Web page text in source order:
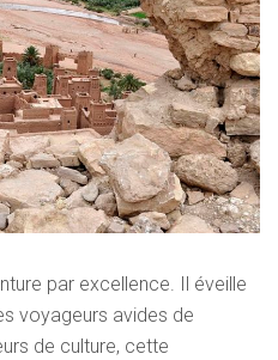
par excellence. Il éveille
voyageurs avides de
de culture, cette